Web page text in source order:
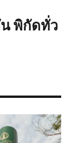
จอด
ใก้ล
พิกัดทั่ว